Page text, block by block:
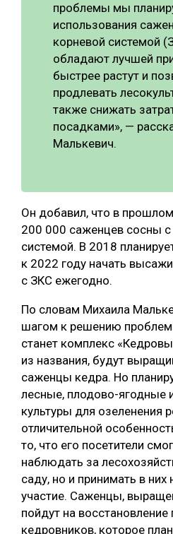
проблемы мы
использования
корневой системой
обладают лучшей
быстрее растут и
продлевать
также снижать
посадками», —
Малькевич.
Он добавил, что в
200 000 саженцев сосны
системой. В 2018
к 2022 году начать
с ЗКС ежегодно.
По словам Михаила
шагом к решению
станет комплекс
из названия, будут
саженцы кедра. Но
лесные, плодово-ягодные
культуры для озеленения
отличительной
то, что его посетители
наблюдать за
саду, но и принимать в
участие. Саженцы,
пойдут на
кедровников, которое